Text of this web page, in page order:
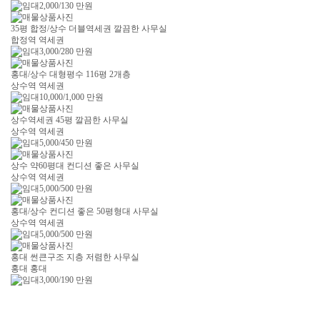
2,000/130 만원
35평 합정/상수 더블역세권 깔끔한 사무실
합정역 역세권
3,000/280 만원
홍대/상수 대형평수 116평 2개층
상수역 역세권
10,000/1,000 만원
상수역세권 45평 깔끔한 사무실
상수역 역세권
5,000/450 만원
상수 약60평대 컨디션 좋은 사무실
상수역 역세권
5,000/500 만원
홍대/상수 컨디션 좋은 50평형대 사무실
상수역 역세권
5,000/500 만원
홍대 썬큰구조 지층 저렴한 사무실
홍대 홍대
3,000/190 만원